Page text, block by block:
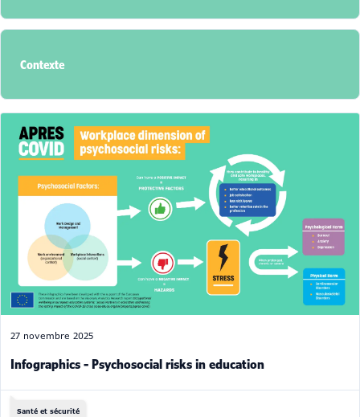
Contexte
27 novembre 2025
Infographics - Psychosocial risks in education
Santé et sécurité